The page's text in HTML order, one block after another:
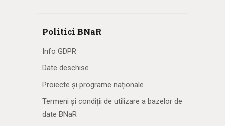
Politici BNaR
Info GDPR
Date deschise
Proiecte și programe naționale
Termeni și condiții de utilizare a bazelor de
date BNaR